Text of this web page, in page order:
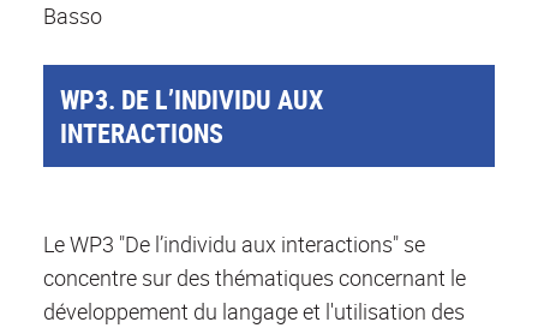
Basso
WP3. DE L’INDIVIDU AUX
INTERACTIONS
Le WP3 "De l’individu aux interactions" se
concentre sur des thématiques concernant le
développement du langage et l'utilisation des